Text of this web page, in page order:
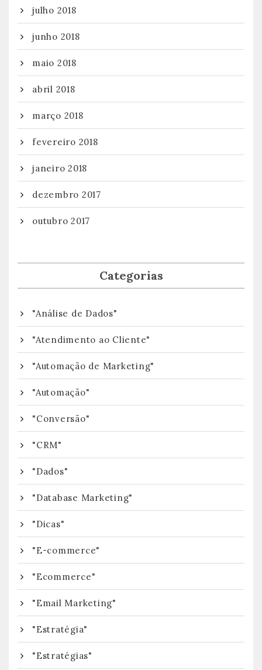
julho 2018
junho 2018
maio 2018
abril 2018
março 2018
fevereiro 2018
janeiro 2018
dezembro 2017
outubro 2017
Categorias
"Análise de Dados"
"Atendimento ao Cliente"
"Automação de Marketing"
"Automação"
"Conversão"
"CRM"
"Dados"
"Database Marketing"
"Dicas"
"E-commerce"
"Ecommerce"
"Email Marketing"
"Estratégia"
"Estratégias"